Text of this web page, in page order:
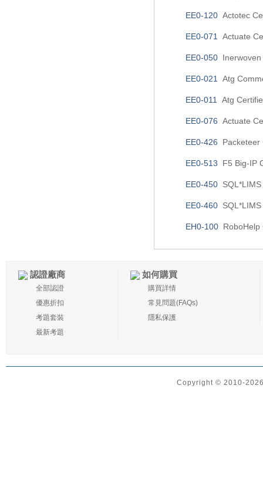
EE0-120 Actotec
EE0-071 Actuate
EE0-050 Inerwoven
EE0-021 Atg
EE0-011 Atg
EE0-076 Actuate
EE0-426 Packeteer
EE0-513 F5 Big-IP
EE0-450
EE0-460
EH0-100 RoboHelp
認證廠商
全部認證
優惠折扣
考題套裝
最新考題
如何購買
購買詳情
常見問題(FAQs)
隱私保護
Copyright © 2010-